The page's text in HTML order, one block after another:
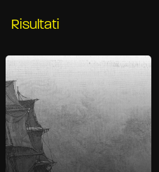
Risultati